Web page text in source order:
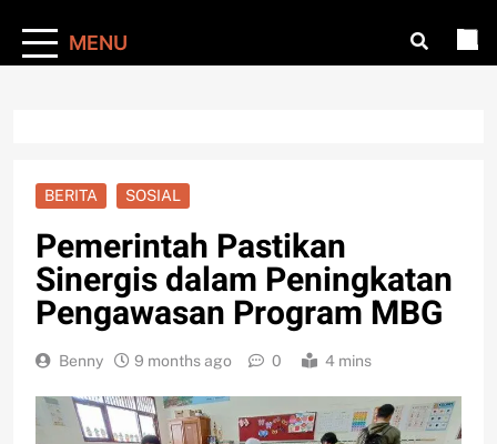
MENU
BERITA SOSIAL
Pemerintah Pastikan
Sinergis dalam Peningkatan
Pengawasan Program MBG
Benny 9 months ago 0 4 mins